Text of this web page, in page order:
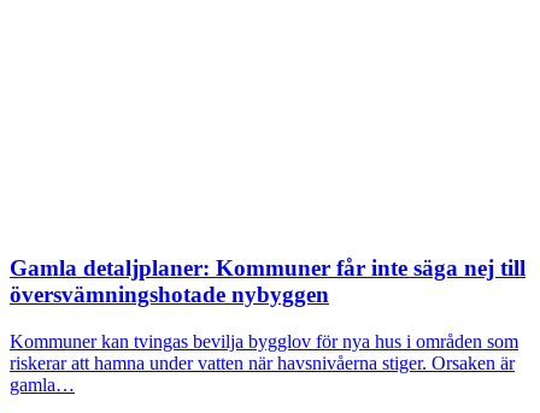
Gamla detaljplaner: Kommuner får inte säga nej till
översvämningshotade nybyggen
Kommuner kan tvingas bevilja bygglov för nya hus i områden som
riskerar att hamna under vatten när havsnivåerna stiger. Orsaken är
gamla…